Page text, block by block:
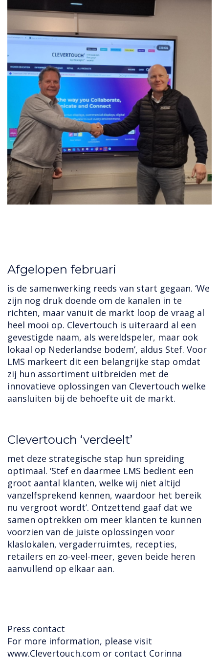
Afgelopen februari
is de samenwerking reeds van start gegaan. ‘We
zijn nog druk doende om de kanalen in te
richten, maar vanuit de markt loop de vraag al
heel mooi op. Clevertouch is uiteraard al een
gevestigde naam, als wereldspeler, maar ook
lokaal op Nederlandse bodem’, aldus Stef. Voor
LMS markeert dit een belangrijke stap omdat
zij hun assortiment uitbreiden met de
innovatieve oplossingen van Clevertouch welke
aansluiten bij de behoefte uit de markt.
‍Clevertouch ‘verdeelt’
met deze strategische stap hun spreiding
optimaal. ‘Stef en daarmee LMS bedient een
groot aantal klanten, welke wij niet altijd
vanzelfsprekend kennen, waardoor het bereik
nu vergroot wordt’. Ontzettend gaaf dat we
samen optrekken om meer klanten te kunnen
voorzien van de juiste oplossingen voor
klaslokalen, vergaderruimtes, recepties,
retailers en zo-veel-meer, geven beide heren
aanvullend op elkaar aan.
Press contact
For more information, please visit
www.Clevertouch.com or contact Corinna